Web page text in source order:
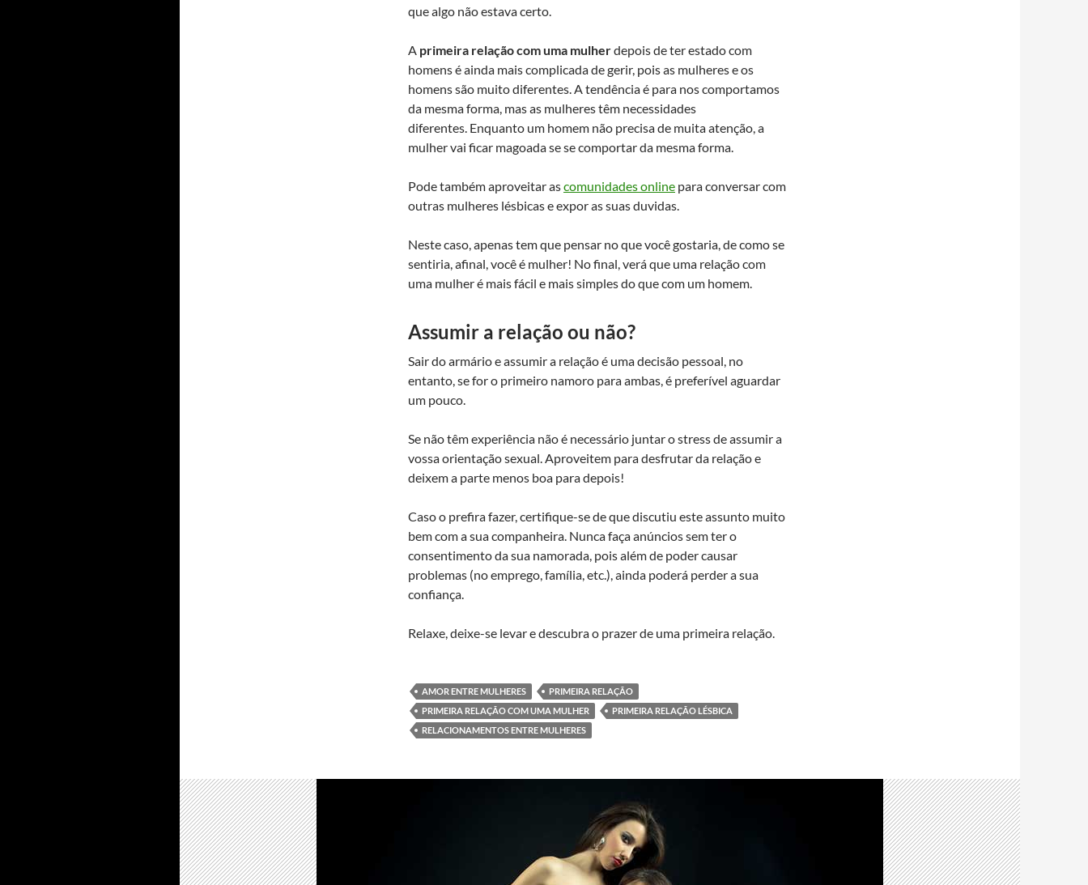
que algo não estava certo.
A primeira relação com uma mulherdepois de ter estado com
homens é ainda mais complicada de gerir, pois as mulheres e os
homens são muito diferentes. A tendência é para nos comportamos
da mesma forma, mas as mulheres têm necessidades
diferentes. Enquanto um homem não precisa de muita atenção, a
mulher vai ficar magoada se se comportar da mesma forma.
Pode também aproveitar ascomunidades online para conversar com
outras mulheres lésbicas e expor as suas duvidas.
Neste caso, apenas tem que pensar no que você gostaria, de como se
sentiria, afinal, você é mulher! No final, verá que uma relação com
uma mulher é mais fácil e mais simples do que com um homem.
Assumir a relação ou não?
Sair do armário e assumir a relação é uma decisão pessoal, no
entanto, se for o primeiro namoro para ambas, é preferível aguardar
um pouco.
Se não têm experiência não é necessário juntar o stress de assumir a
vossa orientação sexual. Aproveitem para desfrutar da relação e
deixem a parte menos boa para depois!
Caso o prefira fazer, certifique-se de que discutiu este assunto muito
bem com a sua companheira. Nunca faça anúncios sem ter o
consentimento da sua namorada, pois além de poder causar
problemas (no emprego, família, etc.), ainda poderá perder a sua
confiança.
Relaxe, deixe-se levar e descubra o prazer de uma primeira relação.
AMOR ENTRE MULHERES
PRIMEIRA RELAÇÃO
PRIMEIRA RELAÇÃO COM UMA MULHER
PRIMEIRA RELAÇÃO LÉSBICA
RELACIONAMENTOS ENTRE MULHERES